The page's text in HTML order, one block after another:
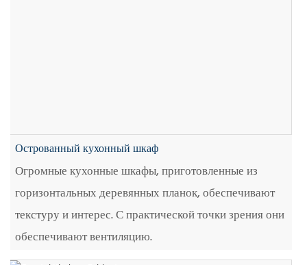
Острованный кухонный шкаф
Огромные кухонные шкафы, приготовленные из
горизонтальных деревянных планок, обеспечивают
текстуру и интерес. С практической точки зрения они
обеспечивают вентиляцию.